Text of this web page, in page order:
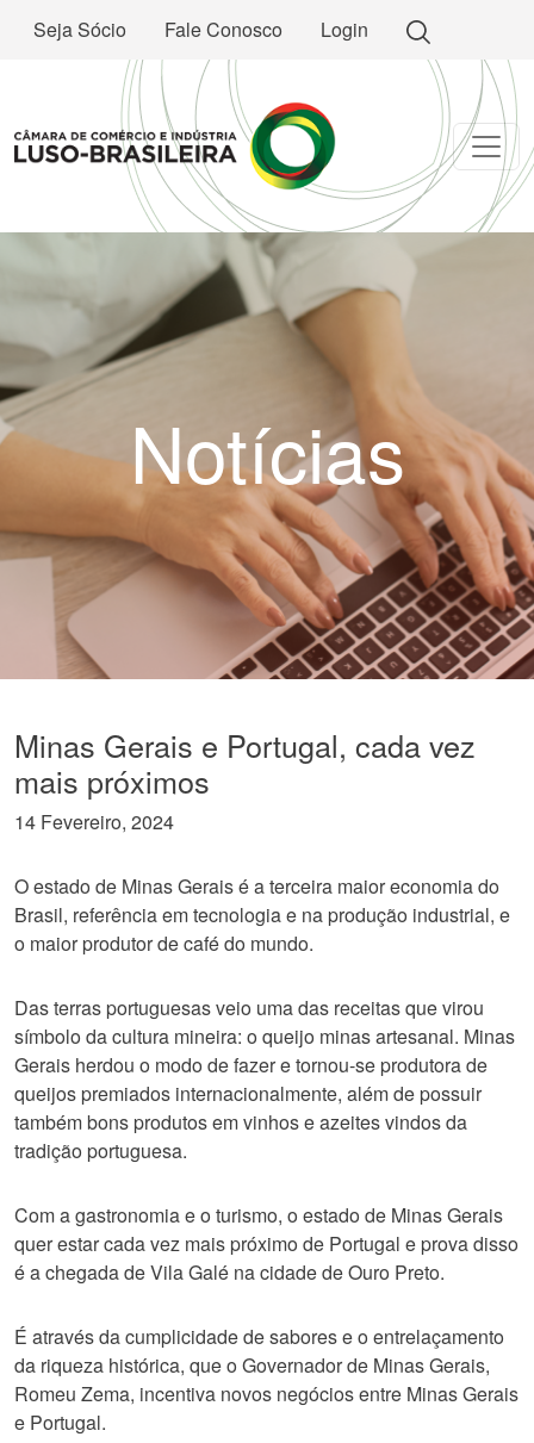
Seja Sócio Fale Conosco Login
Notícias
Minas Gerais e Portugal, cada vez
mais próximos
14 Fevereiro, 2024
O estado de Minas Gerais é a terceira maior economia do
Brasil, referência em tecnologia e na produção industrial, e
o maior produtor de café do mundo.
Das terras portuguesas veio uma das receitas que virou
símbolo da cultura mineira: o queijo minas artesanal. Minas
Gerais herdou o modo de fazer e tornou-se produtora de
queijos premiados internacionalmente, além de possuir
também bons produtos em vinhos e azeites vindos da
tradição portuguesa.
Com a gastronomia e o turismo, o estado de Minas Gerais
quer estar cada vez mais próximo de Portugal e prova disso
é a chegada de Vila Galé na cidade de Ouro Preto.
É através da cumplicidade de sabores e o entrelaçamento
da riqueza histórica, que o Governador de Minas Gerais,
Romeu Zema, incentiva novos negócios entre Minas Gerais
e Portugal.